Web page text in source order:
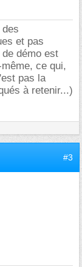
et pas
démo est
ce qui,
pas la
à retenir...)
#3